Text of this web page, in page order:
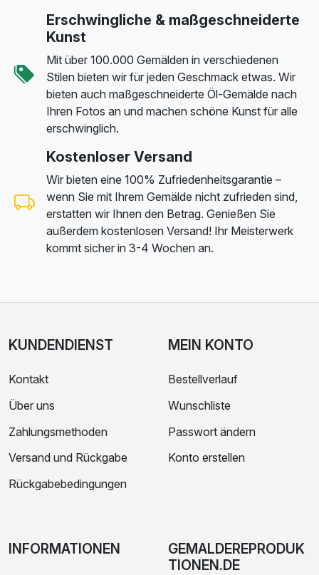
Erschwingliche & maßgeschneiderte
Kunst
Mit über 100.000 Gemälden in verschiedenen
Stilen bieten wir für jeden Geschmack etwas. Wir
bieten auch maßgeschneiderte Öl-Gemälde nach
Ihren Fotos an und machen schöne Kunst für alle
erschwinglich.
Kostenloser Versand
Wir bieten eine 100% Zufriedenheitsgarantie –
wenn Sie mit Ihrem Gemälde nicht zufrieden sind,
erstatten wir Ihnen den Betrag. Genießen Sie
außerdem kostenlosen Versand! Ihr Meisterwerk
kommt sicher in 3-4 Wochen an.
KUNDENDIENST
Kontakt
Über uns
Zahlungsmethoden
Versand und Rückgabe
Rückgabebedingungen
MEIN KONTO
Bestellverlauf
Wunschliste
Passwort ändern
Konto erstellen
INFORMATIONEN
GEMALDEREPRODUK
TIONEN.DE